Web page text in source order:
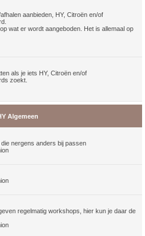
aanbieden, HY, Citroën en/of
wat er wordt aangeboden. Het is allemaal op
als je iets HY, Citroën en/of
zoekt.
Algemeen
nergens anders bij passen
regelmatig workshops, hier kun je daar de